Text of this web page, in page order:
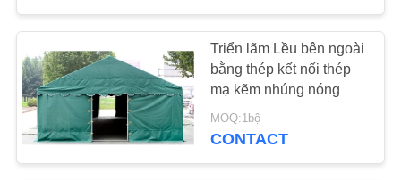
Canvas thả vải
Triển lãm Lều bên ngoài
bằng thép kết nối thép
mạ kẽm nhúng nóng
MOQ:1bộ
CONTACT